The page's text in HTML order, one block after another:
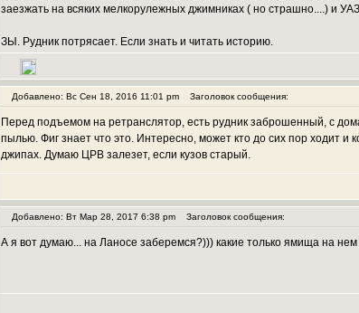
заезжать на всяких мелкорулежных джимниках ( но страшно....) и
ЗЫ. Рудник потрясает. Если знать и читать историю.
Добавлено: Вс Сен 18, 2016 11:01 pm Заголовок сообщения:
Перед подъемом на ретранслятор, есть рудник заброшенный, с
пылью. Фиг знает что это. Интересно, может кто до сих пор ходит и
джипах. Думаю ЦРВ залезет, если кузов старый.
Добавлено: Вт Мар 28, 2017 6:38 pm Заголовок сообщения:
А я вот думаю... на Ланосе заберемся?))) какие только ямища на